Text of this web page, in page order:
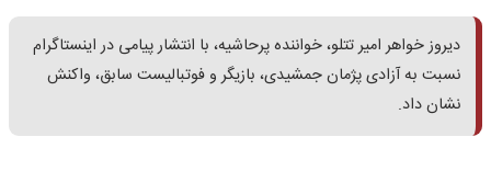
دیروز خواهر امیر تتلو، خواننده پرحاشیه، با انتشار پیامی در اینستاگرام
نسبت به آزادی پژمان جمشیدی، بازیگر و فوتبالیست سابق، واکنش
نشان داد.